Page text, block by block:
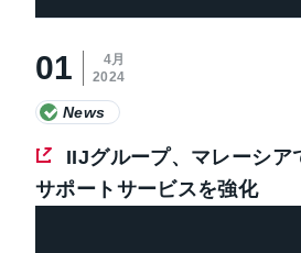
01
4月
2024
News
IIJグループ、マレーシア
サポートサービスを強化